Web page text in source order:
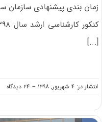
زمان بندی پیشنهادی
[...]
انتشار در: ۴ شهریور, ۱۳۹۸ -- ۲۴ دیدگاه
on